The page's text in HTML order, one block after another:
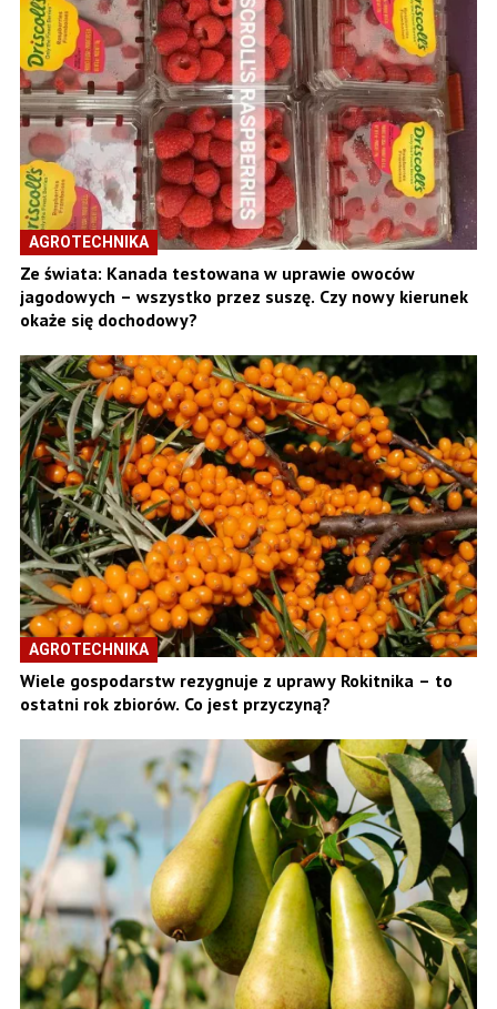
AGROTECHNIKA
Ze świata: Kanada testowana w uprawie owoców
jagodowych – wszystko przez suszę. Czy nowy kierunek
okaże się dochodowy?
AGROTECHNIKA
Wiele gospodarstw rezygnuje z uprawy Rokitnika – to
ostatni rok zbiorów. Co jest przyczyną?